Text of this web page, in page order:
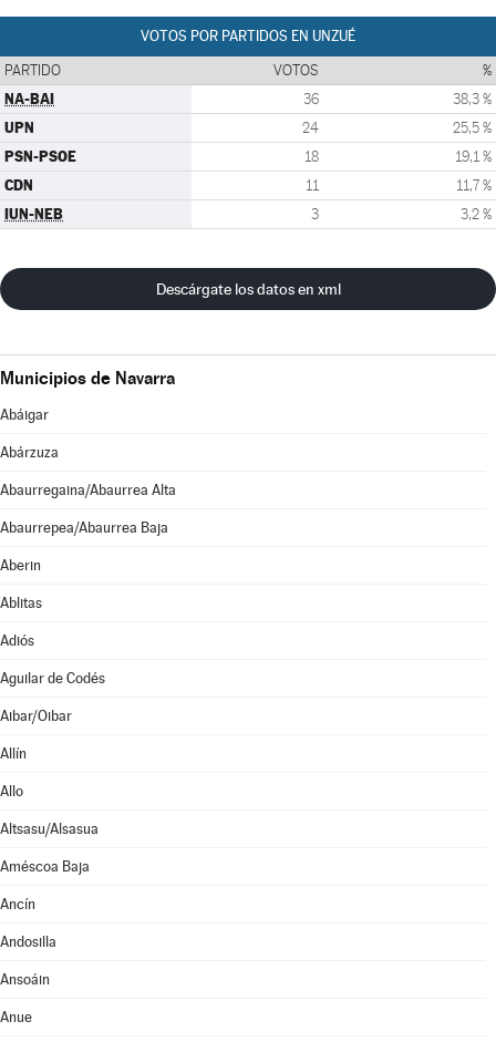
VOTOS POR PARTIDOS EN UNZUÉ
PARTIDO VOTOS %
NA-BAI 36 38,3 %
UPN 24 25,5 %
PSN-PSOE 18 19,1 %
CDN 11 11,7 %
IUN-NEB 3 3,2 %
Descárgate los datos en xml
Municipios de Navarra
Abáigar
Abárzuza
Abaurregaina/Abaurrea Alta
Abaurrepea/Abaurrea Baja
Aberin
Ablitas
Adiós
Aguilar de Codés
Aibar/Oibar
Allín
Allo
Altsasu/Alsasua
Améscoa Baja
Ancín
Andosilla
Ansoáin
Anue